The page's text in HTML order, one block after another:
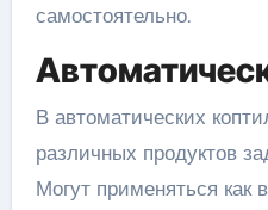
самостоятельно.
В автоматических
различных продуктов
Могут применяться как